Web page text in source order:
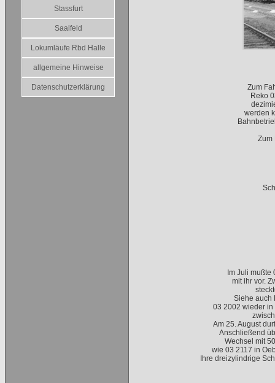
Stassfurt
Saalfeld
Lokumläufe Rbd Halle
allgemeine Hinweise
Datenschutzerklärung
Zum
Reko
werden
Zum
Im Juli
mit ihr vor.
Siehe auch
03 2002 wieder in
Am 25. August
Anschließend
Wechsel mit
wie 03 2117 in
Ihre dreizylindrige